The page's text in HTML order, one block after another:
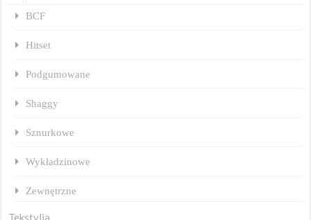
BCF
Hitset
Podgumowane
Shaggy
Sznurkowe
Wykładzinowe
Zewnętrzne
Tekstylia